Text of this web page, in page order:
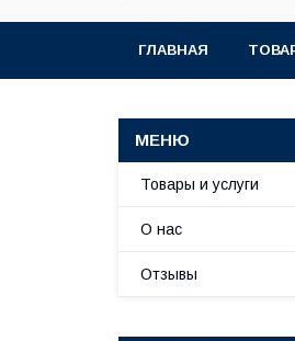
ГЛАВНАЯ
Товары и услуги
О нас
Отзывы